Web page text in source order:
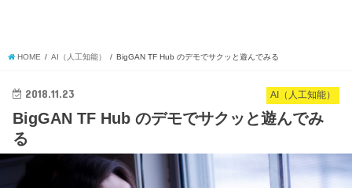
HOME AI（人工知能） BigGAN TF Hub のデモでサクッと遊んでみる
AI（人工知能）
2018.11.23
BigGAN TF Hub のデモでサクッと遊んでみ
る